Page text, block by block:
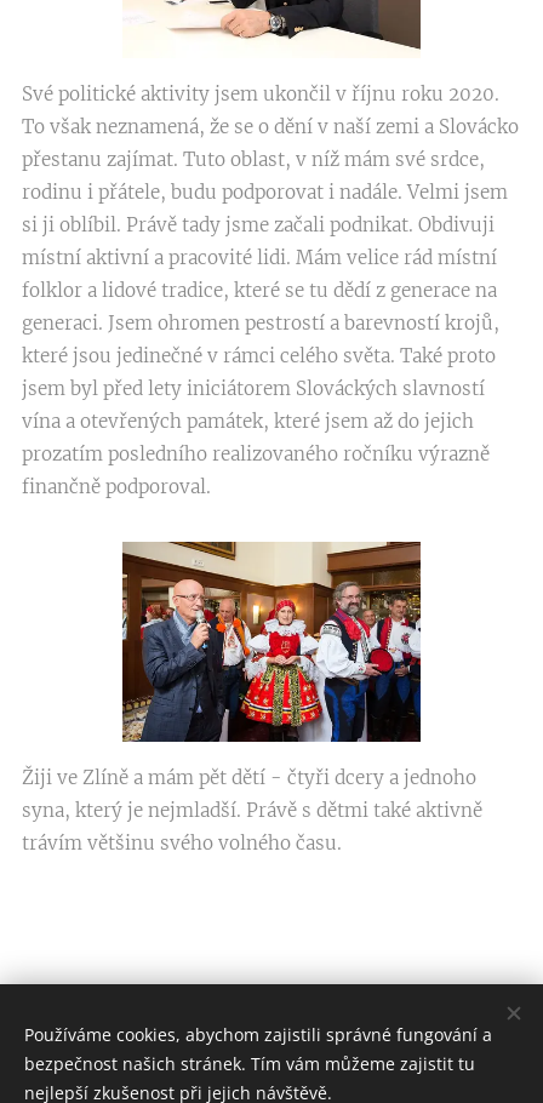
Své politické aktivity jsem ukončil v říjnu roku 2020.
To však neznamená, že se o dění v naší zemi a Slovácko
přestanu zajímat. Tuto oblast, v níž mám své srdce,
rodinu i přátele, budu podporovat i nadále. Velmi jsem
si ji oblíbil. Právě tady jsme začali podnikat. Obdivuji
místní aktivní a pracovité lidi. Mám velice rád místní
folklor a lidové tradice, které se tu dědí z generace na
generaci. Jsem ohromen pestrostí a barevností krojů,
které jsou jedinečné v rámci celého světa. Také proto
jsem byl před lety iniciátorem Slováckých slavností
vína a otevřených památek, které jsem až do jejich
prozatím posledního realizovaného ročníku výrazně
finančně podporoval.
Žiji ve Zlíně a mám pět dětí - čtyři dcery a jednoho
syna, který je nejmladší. Právě s dětmi také aktivně
trávím většinu svého volného času.
Ivo Valenta
Zadavetel/zpracovatel: Strana soukromníků České
Používáme cookies, abychom zajistili správné fungování a
bezpečnost našich stránek. Tím vám můžeme zajistit tu
nejlepší zkušenost při jejich návštěvě.